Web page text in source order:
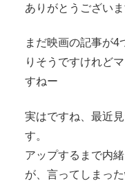
ありがとうございま
まだ映画の記事が4
りそうですけれど
すねー
実はですね、最近
す。
アップするまで内
が、言ってしまっ